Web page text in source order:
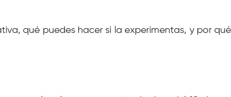
qué puedes hacer si la experimentas, y por